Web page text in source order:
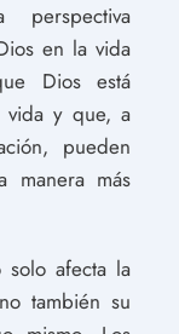
en la vida
Dios está
vida y que, a
pueden
manera más
solo afecta la
también su